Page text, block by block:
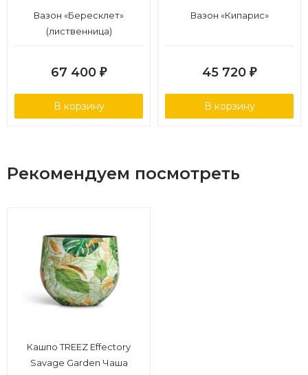
Вазон «Бересклет»
(лиственница)
67 400 ₽
В корзину
Вазон «Кипарис»
45 720 ₽
В корзину
Рекомендуем посмотреть
Кашпо TREEZ Effectory
Savage Garden Чаша